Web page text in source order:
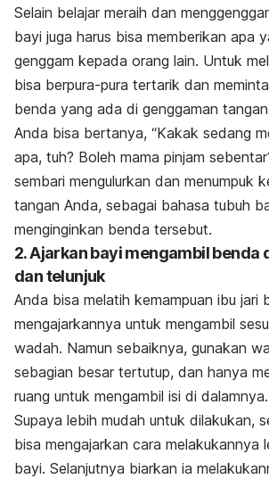
Selain belajar meraih dan
bayi juga harus bisa memberikan apa
genggam kepada orang lain. Untuk
bisa berpura-pura tertarik dan
benda yang ada di genggaman
Anda bisa bertanya, “Kakak sedang
apa, tuh? Boleh mama pinjam
sembari mengulurkan dan menumpuk
tangan Anda, sebagai bahasa tubuh
menginginkan benda tersebut.
2. Ajarkan bayi mengambil benda
dan telunjuk
Anda bisa melatih kemampuan ibu jari
mengajarkannya untuk mengambil
wadah. Namun sebaiknya, gunakan
sebagian besar tertutup, dan hanya
ruang untuk mengambil isi di dalamnya.
Supaya lebih mudah untuk dilakukan,
bisa mengajarkan cara melakukannya
bayi. Selanjutnya biarkan ia